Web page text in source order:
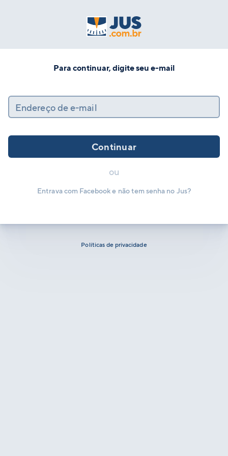
Para continuar, digite seu e-mail
Endereço de e-mail
Continuar
ou
Entrava com Facebook e não tem senha no Jus?
Políticas de privacidade